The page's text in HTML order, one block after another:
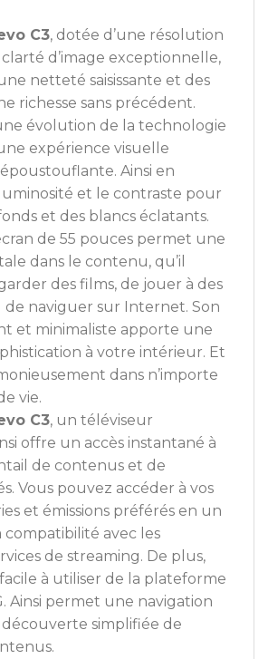
C3, dotée d’une résolution
d’image exceptionnelle,
netteté saisissante et des
richesse sans précédent.
une évolution de la technologie
expérience visuelle
Ainsi en
et le contraste pour
et des blancs éclatants.
de 55 pouces permet une
dans le contenu, qu’il
des films, de jouer à des
de naviguer sur Internet. Son
et minimaliste apporte une
à votre intérieur. Et
dans n’importe
vie.
C3, un téléviseur
offre un accès instantané à
de contenus et de
Vous pouvez accéder à vos
et émissions préférés en un
compatibilité avec les
de streaming. De plus,
facile à utiliser de la plateforme
Ainsi permet une navigation
simplifiée de